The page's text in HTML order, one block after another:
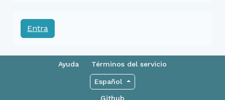
Entra
Ayuda Términos del servicio
Español
Github